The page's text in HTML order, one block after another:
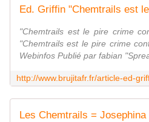
"Chemtrails est le pire crime
"Chemtrails est le pire crime
Webinfos Publié par fabian